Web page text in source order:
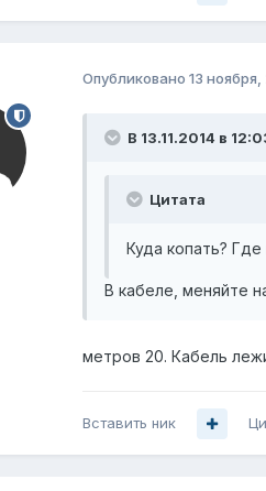
Опубликовано 13 ноября,
В 13.11.2014 в
Цитата
Куда копать? Где
В кабеле, меняйте
метров 20. Кабель
Вставить ник